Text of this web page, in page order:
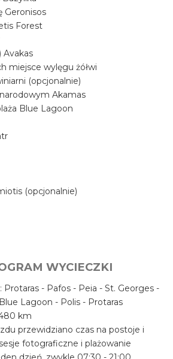
Geronisos
Forest
Avakas
miejsce wylęgu żółwi
(opcjonalnie)
Akamas
Blue Lagoon
(opcjonalnie)
WYCIECZKI
Protaras - Pafos - Peia - St. Georges -
Lagoon - Polis - Protaras
km
przewidziano czas na postoje i
fotograficzne i plażowanie